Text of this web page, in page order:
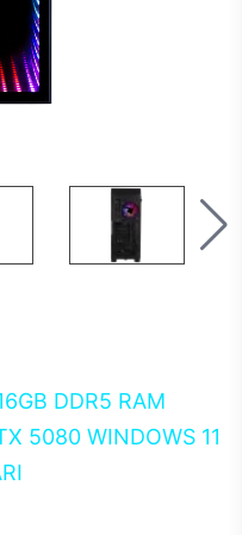
DDR5 RAM
5080 WINDOWS 11